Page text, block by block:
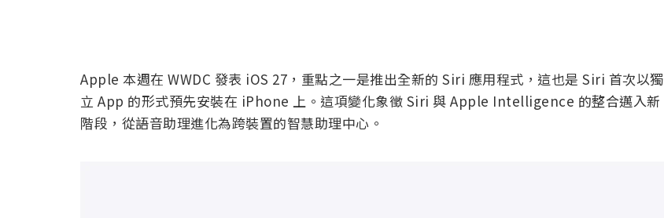
Apple 本週在 WWDC 發表 iOS 27，重點之一是推出全新的 Siri 應用程式，這也是 Siri 首次以獨
立 App 的形式預先安裝在 iPhone 上。這項變化象徵 Siri 與 Apple Intelligence 的整合邁入新
階段，從語音助理進化為跨裝置的智慧助理中心。